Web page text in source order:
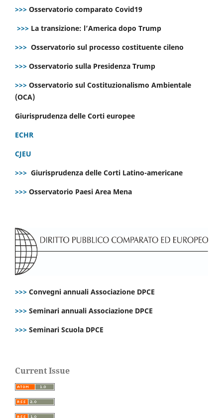
>>> Osservatorio comparato Covid19
>>> La transizione: l’America dopo Trump
>>> Osservatorio sul processo costituente cileno
>>> Osservatorio sulla Presidenza Trump
>>> Osservatorio sul Costituzionalismo Ambientale
(OCA)
Giurisprudenza delle Corti europee
ECHR
CJEU
>>> Giurisprudenza delle Corti Latino-americane
>>> Osservatorio Paesi Area Mena
>>> Convegni annuali Associazione DPCE
>>> Seminari annuali Associazione DPCE
>>> Seminari Scuola DPCE
Current Issue